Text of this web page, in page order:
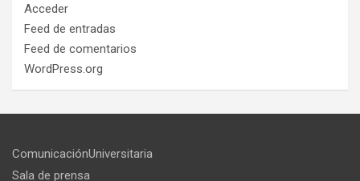
Acceder
Feed de entradas
Feed de comentarios
WordPress.org
ComunicaciónUniversitaria
Sala de prensa